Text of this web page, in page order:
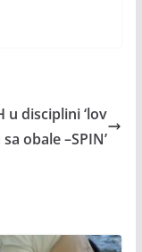
u disciplini ‘lov
obale –SPIN’